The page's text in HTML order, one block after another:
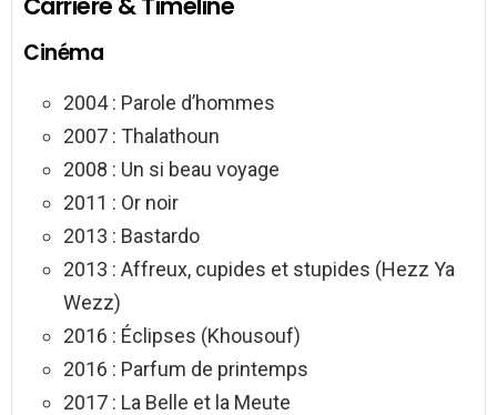
Cinéma
2004 : Parole d’hommes
2007 : Thalathoun
2008 : Un si beau voyage
2011 : Or noir
2013 : Bastardo
2013 : Affreux, cupides et stupides (Hezz Ya
Wezz)
2016 : Éclipses (Khousouf)
2016 : Parfum de printemps
2017 : La Belle et la Meute